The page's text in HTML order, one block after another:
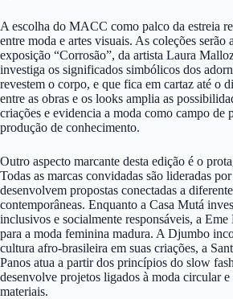
A escolha do MACC como palco da estreia
entre moda e artes visuais. As coleções serão
exposição “Corrosão”, da artista Laura
investiga os significados simbólicos dos
revestem o corpo, e que fica em cartaz até o
entre as obras e os looks amplia as
criações e evidencia a moda como campo de
produção de conhecimento.
Outro aspecto marcante desta edição é o
Todas as marcas convidadas são lideradas
desenvolvem propostas conectadas a
contemporâneas. Enquanto a Casa Mutá
inclusivos e socialmente responsáveis, a
para a moda feminina madura. A Djumbo
cultura afro-brasileira em suas criações, a
Panos atua a partir dos princípios do slow
desenvolve projetos ligados à moda circular
materiais.